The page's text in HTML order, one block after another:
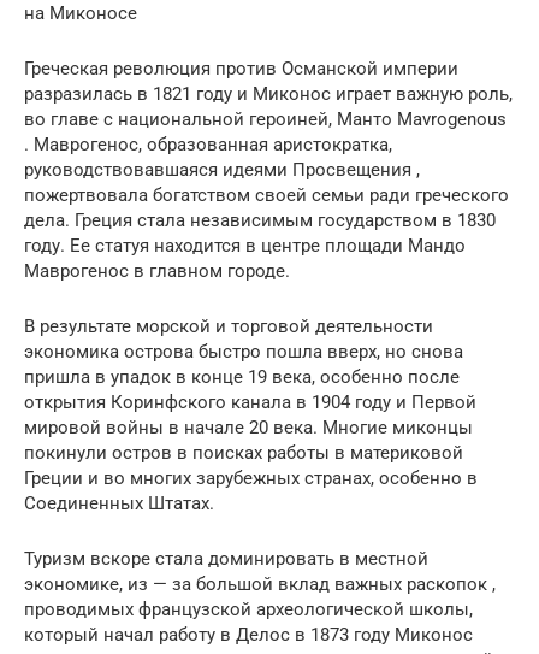
на Миконосе
Греческая революция против Османской империи
разразилась в 1821 году и Миконос играет важную роль,
во главе с национальной героиней, Манто Mavrogenous
. Маврогенос, образованная аристократка,
руководствовавшаяся идеями Просвещения ,
пожертвовала богатством своей семьи ради греческого
дела. Греция стала независимым государством в 1830
году. Ее статуя находится в центре площади Мандо
Маврогенос в главном городе.
В результате морской и торговой деятельности
экономика острова быстро пошла вверх, но снова
пришла в упадок в конце 19 века, особенно после
открытия Коринфского канала в 1904 году и Первой
мировой войны в начале 20 века. Многие миконцы
покинули остров в поисках работы в материковой
Греции и во многих зарубежных странах, особенно в
Соединенных Штатах.
Туризм вскоре стала доминировать в местной
экономике, из — за большой вклад важных раскопок ,
проводимых французской археологической школы,
который начал работу в Делос в 1873 году Миконос